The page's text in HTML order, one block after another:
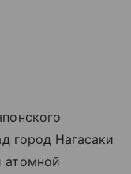
город Нагасаки
атомной